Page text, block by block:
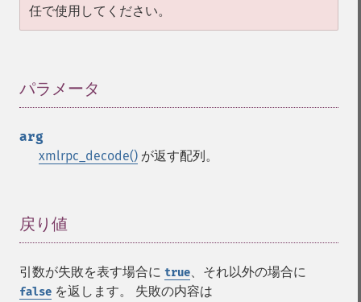
任で使用してください。
パラメータ
arg
xmlrpc_decode() が返す配列。
戻り値
引数が失敗を表す場合に true、それ以外の場合に
false を返します。 失敗の内容は